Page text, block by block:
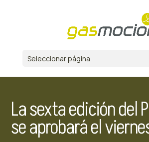
Seleccionar página
La sexta edición del
se aprobará el